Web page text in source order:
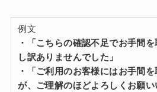
例文
・「こちらの確認不足でお手間
し訳ありませんでした」
・「ご利用のお客様にはお手間
が、ご理解のほどよろしくお願い